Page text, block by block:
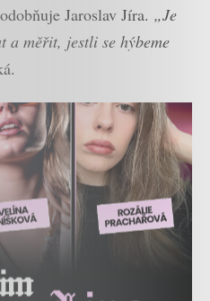
Jaroslav Jíra. „Je
a měřit, jestli se hýbeme